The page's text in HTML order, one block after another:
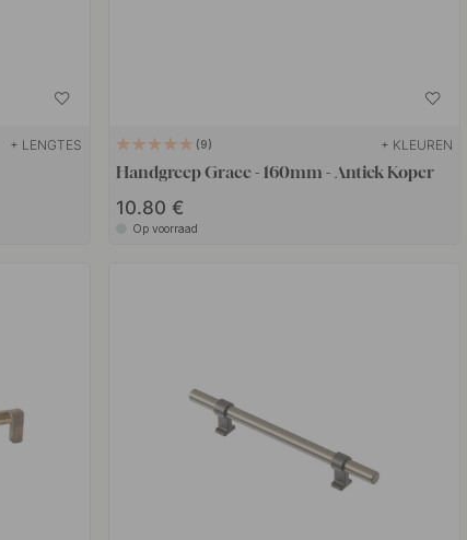
+ LENGTES 9 + KLEUREN
Handgreep Grace - 160mm - Antiek Koper
10.80 €
Op voorraad